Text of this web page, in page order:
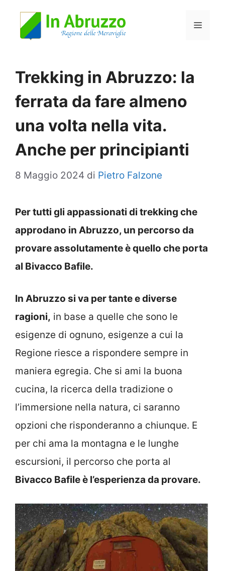
Menu
Trekking in Abruzzo: la
ferrata da fare almeno
una volta nella vita.
Anche per principianti
8 Maggio 2024 di Pietro Falzone
Per tutti gli appassionati di trekking che
approdano in Abruzzo, un percorso da
provare assolutamente è quello che porta
al Bivacco Bafile.
In Abruzzo si va per tante e diverse
ragioni, in base a quelle che sono le
esigenze di ognuno, esigenze a cui la
Regione riesce a rispondere sempre in
maniera egregia. Che si ami la buona
cucina, la ricerca della tradizione o
l’immersione nella natura, ci saranno
opzioni che risponderanno a chiunque. E
per chi ama la montagna e le lunghe
escursioni, il percorso che porta al
Bivacco Bafile è l’esperienza da provare.